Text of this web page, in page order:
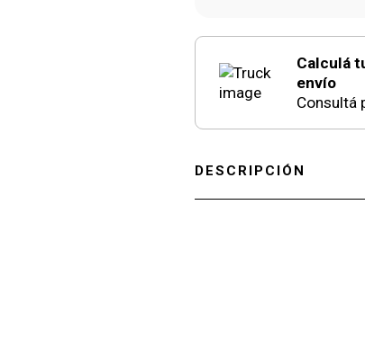
Calculá
envío
Consultá
DESCRIPCIÓN